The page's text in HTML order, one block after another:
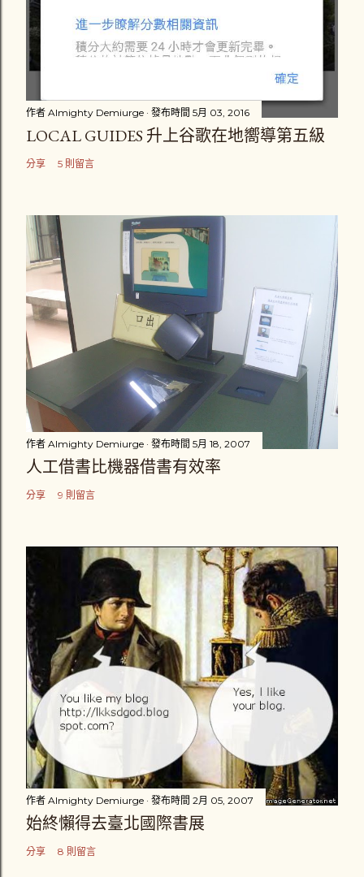
作者 Almighty Demiurge 發布時間 5月 03, 2016
LOCAL GUIDES 升上谷歌在地嚮導第五級
分享 5 則留言
作者 Almighty Demiurge 發布時間 5月 18, 2007
人工借書比機器借書有效率
分享 9 則留言
作者 Almighty Demiurge 發布時間 2月 05, 2007
始終懶得去臺北國際書展
分享 8 則留言